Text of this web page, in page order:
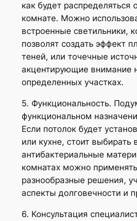
как будет распределяться
комнате. Можно
встроенные светильники,
позволят создать эффект
теней, или точечные
акцентирующие внимание
определенных участках.
5. Функциональность.
функциональном
Если потолок будет
или кухне, стоит выбирать
антибактериальные
комнатах можно применять
разнообразные решения,
аспекты долговечности и
6. Консультация